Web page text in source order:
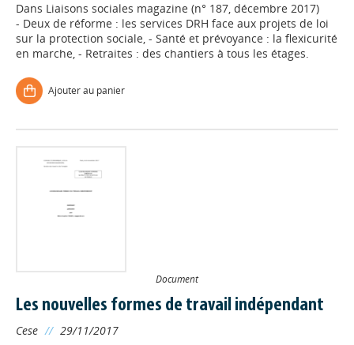
Dans Liaisons sociales magazine (n° 187, décembre 2017)
- Deux de réforme : les services DRH face aux projets de loi
sur la protection sociale, - Santé et prévoyance : la flexicurité
en marche, - Retraites : des chantiers à tous les étages.
Ajouter au panier
Document
Les nouvelles formes de travail indépendant
Cese // 29/11/2017